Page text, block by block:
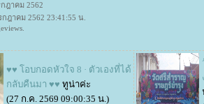
กฎาคม 2562
กฎาคม 2562 23:41:55 น.
♥♥ โอบกอดหัวใจ 8 · ตัวเองที่ได้
กลับคืนมา ♥♥ ทูน่าค่ะ
(27 ก.ค. 2569 09:00:35 น.)